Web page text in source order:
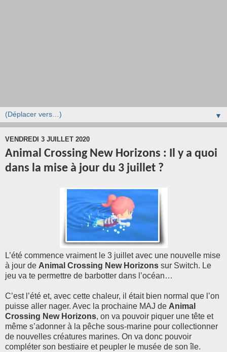
▼
VENDREDI 3 JUILLET 2020
Animal Crossing New Horizons : Il y a quoi
dans la mise à jour du 3 juillet ?
L’été commence vraiment le 3 juillet avec une nouvelle mise
à jour de Animal Crossing New Horizons sur Switch. Le
jeu va te permettre de barbotter dans l’océan…
C’est l’été et, avec cette chaleur, il était bien normal que l’on
puisse aller nager. Avec la prochaine MAJ de Animal
Crossing New Horizons, on va pouvoir piquer une tête et
même s’adonner à la pêche sous-marine pour collectionner
de nouvelles créatures marines. On va donc pouvoir
compléter son bestiaire et peupler le musée de son île.